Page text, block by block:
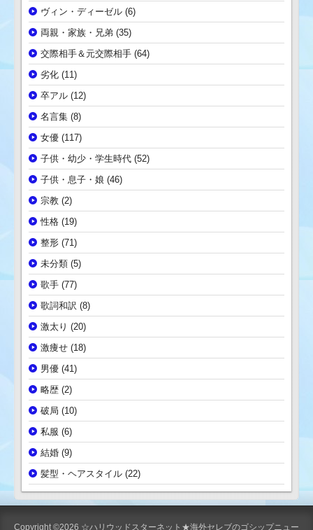
ヴィン・ディーゼル (6)
両親・家族・兄弟 (35)
交際相手＆元交際相手 (64)
劣化 (11)
卒アル (12)
名言集 (8)
女優 (117)
子供・幼少・学生時代 (52)
子供・息子・娘 (46)
宗教 (2)
性格 (19)
整形 (71)
未分類 (5)
歌手 (77)
歌詞和訳 (8)
激太り (20)
激痩せ (18)
男優 (41)
略歴 (2)
破局 (10)
私服 (6)
結婚 (9)
髪型・ヘアスタイル (22)
Copyright ©2026 ☆ハリウッドスターネット★海外セレブのゴシップニュー